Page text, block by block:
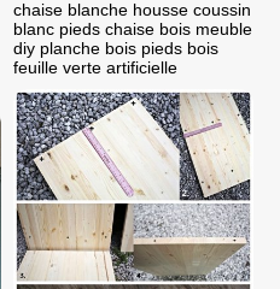
chaise blanche housse coussin
blanc pieds chaise bois meuble
diy planche bois pieds bois
feuille verte artificielle